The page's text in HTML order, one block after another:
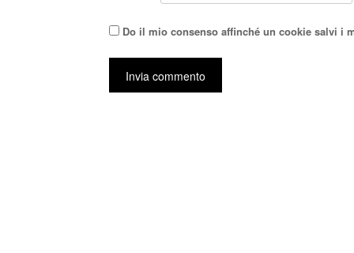
Do il mio consenso affinché un cookie salvi i